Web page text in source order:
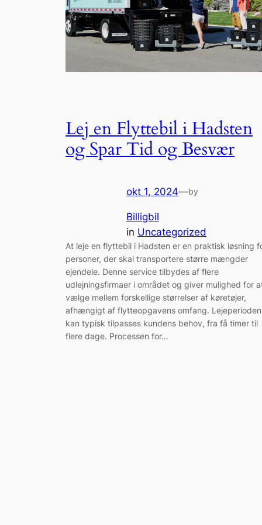
Lej en Flyttebil i Hadsten
og Spar Tid og Besvær
okt 1, 2024—by
Billigbil
in Uncategorized
At leje en flyttebil i Hadsten er en praktisk løsning
personer, der skal transportere større mængder
ejendele. Denne service tilbydes af flere
udlejningsfirmaer i området og giver mulighed for
vælge mellem forskellige størrelser af køretøjer,
afhængigt af flytteopgavens omfang. Lejeperioden
kan typisk tilpasses kundens behov, fra få timer til
flere dage. Processen for…